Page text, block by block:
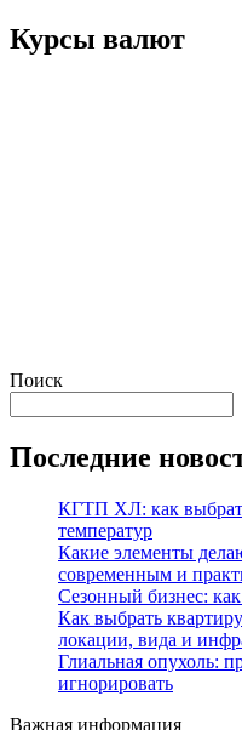
Курсы валют
Поиск
Последние
КГТП ХЛ: как
температур
Какие элементы
современным и
Сезонный бизнес:
Как выбрать
локации, вида и
Глиальная опухоль:
игнорировать
Важная информация